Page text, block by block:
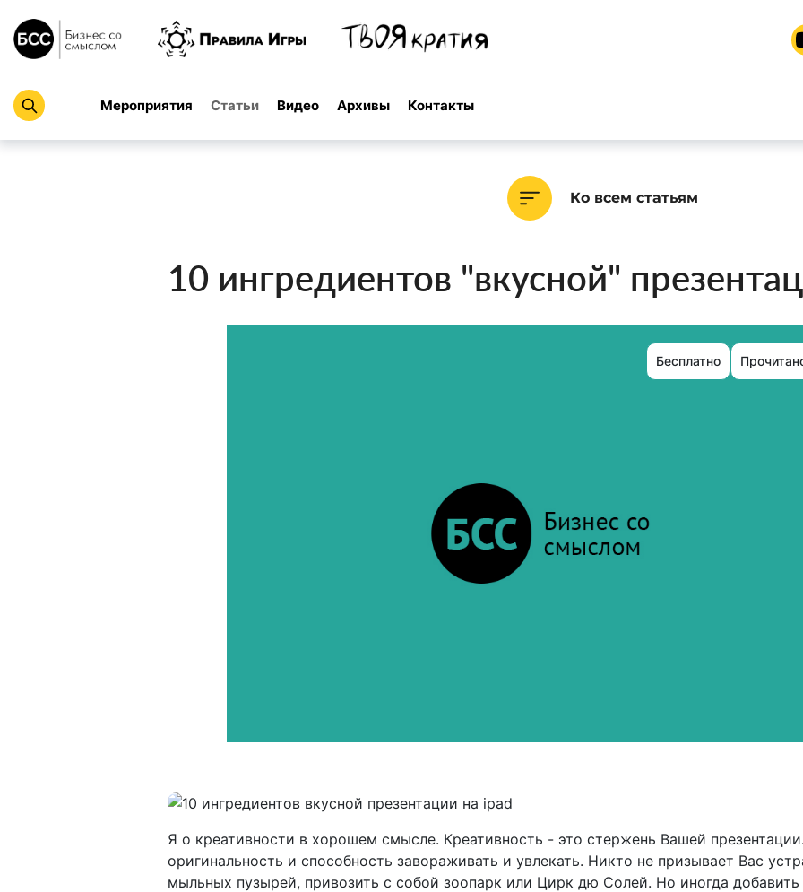
Мероприятия Статьи Видео Архивы Контакты
Ко всем статьям
10 ингредиентов "вкусной"
Бесплатно
Я о креативности в хорошем смысле. Креативность - это стержень Вашей
оригинальность и способность завораживать и увлекать. Никто не призывает Вас
мыльных пузырей, привозить с собой зоопарк или Цирк дю Солей. Но иногда добавить